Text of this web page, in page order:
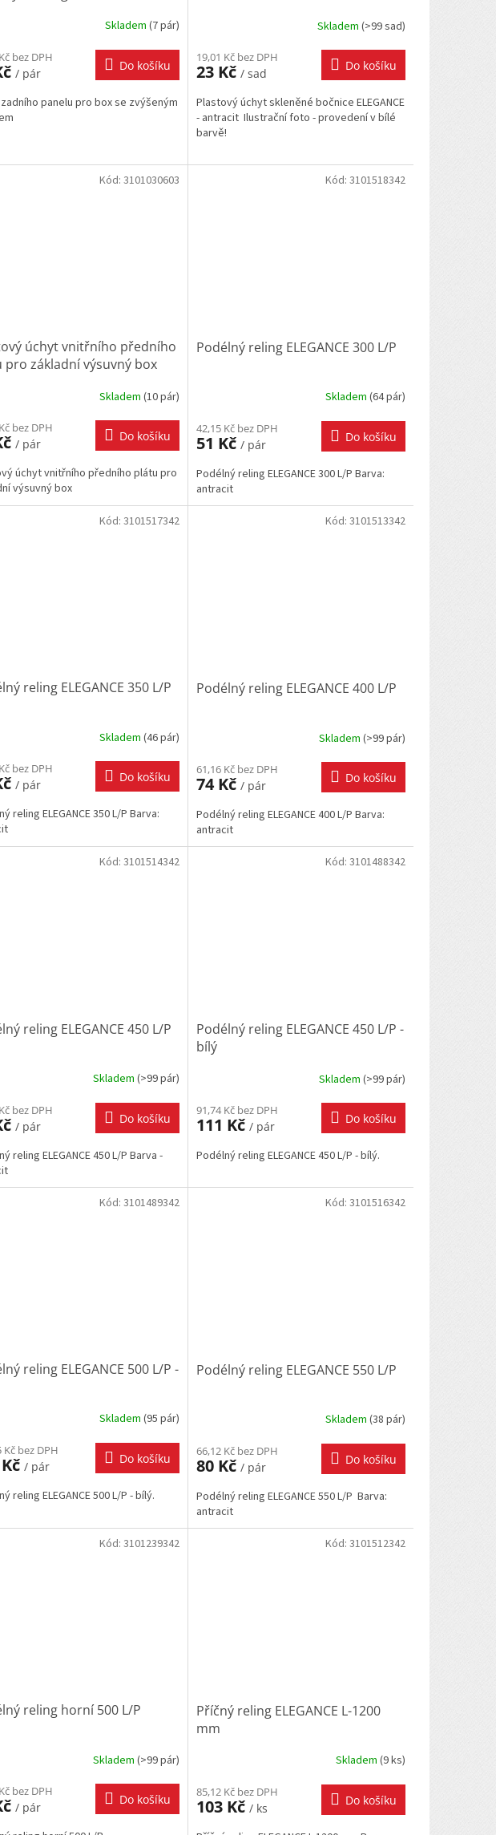
Skladem (7 pár)
bez DPH
/ pár
Do košíku
panelu pro box se zvýšeným
Skladem (>99 sad)
19,01 Kč bez DPH
23 Kč / sad
Do košíku
Plastový úchyt skleněné bočnice ELEGANCE
- antracit Ilustrační foto - provedení v bílé
barvě!
úchyt vnitřního předního
pro základní výsuvný box
Skladem (10 pár)
bez DPH
/ pár
Do košíku
úchyt vnitřního předního plátu pro
výsuvný box
Kód: 3101030603
Podélný reling ELEGANCE 300 L/P
Skladem (64 pár)
42,15 Kč bez DPH
51 Kč / pár
Do košíku
Podélný reling ELEGANCE 300 L/P Barva:
antracit
Kód: 3101518342
reling ELEGANCE 350 L/P
Skladem (46 pár)
bez DPH
/ pár
Do košíku
reling ELEGANCE 350 L/P Barva:
Kód: 3101517342
Podélný reling ELEGANCE 400 L/P
Skladem (>99 pár)
61,16 Kč bez DPH
74 Kč / pár
Do košíku
Podélný reling ELEGANCE 400 L/P Barva:
antracit
Kód: 3101513342
reling ELEGANCE 450 L/P
Skladem (>99 pár)
bez DPH
/ pár
Do košíku
reling ELEGANCE 450 L/P Barva -
Kód: 3101514342
Podélný reling ELEGANCE 450 L/P -
bílý
Skladem (>99 pár)
91,74 Kč bez DPH
111 Kč / pár
Do košíku
Podélný reling ELEGANCE 450 L/P - bílý.
Kód: 3101488342
reling ELEGANCE 500 L/P -
Skladem (95 pár)
Kč bez DPH
/ pár
Do košíku
reling ELEGANCE 500 L/P - bílý.
Kód: 3101489342
Podélný reling ELEGANCE 550 L/P
Skladem (38 pár)
66,12 Kč bez DPH
80 Kč / pár
Do košíku
Podélný reling ELEGANCE 550 L/P Barva:
antracit
Kód: 3101516342
reling horní 500 L/P
Skladem (>99 pár)
bez DPH
/ pár
Do košíku
Kód: 3101239342
Příčný reling ELEGANCE L-1200
mm
Skladem (9 ks)
85,12 Kč bez DPH
103 Kč / ks
Do košíku
Kód: 3101512342